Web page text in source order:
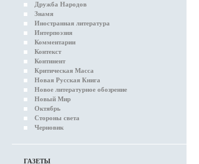
Дружба Народов
Знамя
Иностранная литература
Интерпоэзия
Комментарии
Контекст
Континент
Критическая Масса
Новая Русская Книга
Новое литературное обозрение
Новый Мир
Октябрь
Стороны света
Черновик
ГАЗЕТЫ